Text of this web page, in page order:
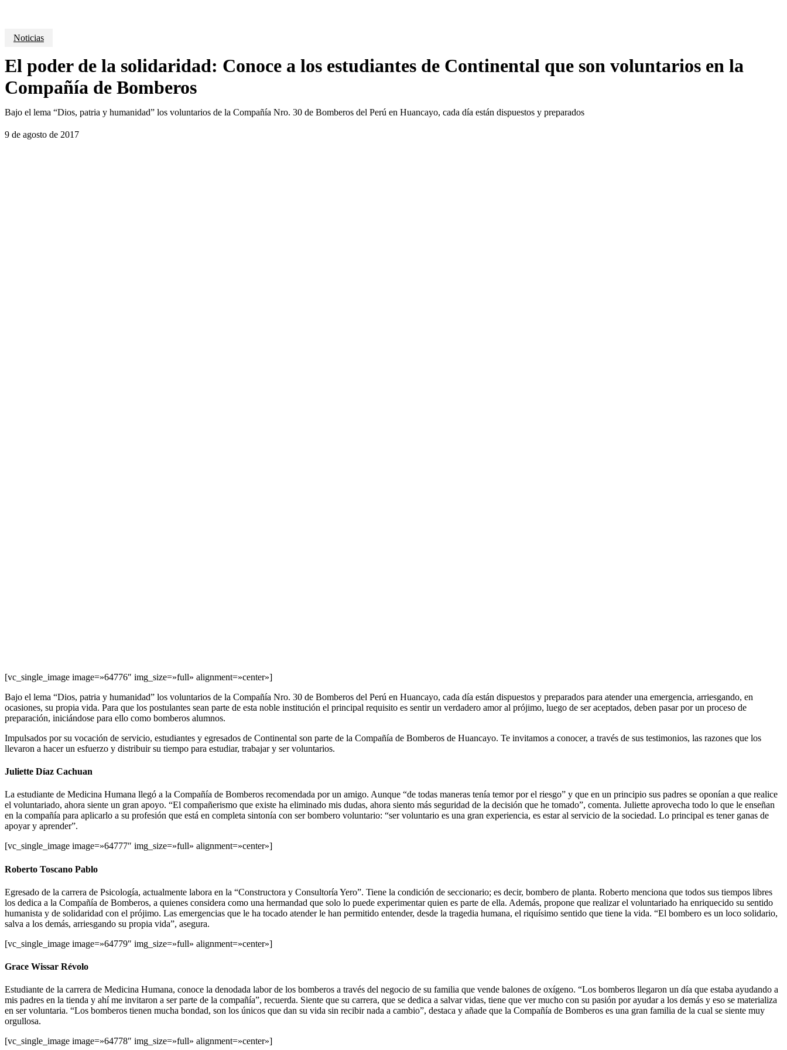
Noticias
El poder de la solidaridad: Conoce a los estudiantes de Continental que son voluntarios en la
Compañía de Bomberos
Bajo el lema “Dios, patria y humanidad” los voluntarios de la Compañía Nro. 30 de Bomberos del Perú en Huancayo, cada día están dispuestos y preparados
9 de agosto de 2017
[vc_single_image image=»64776″ img_size=»full» alignment=»center»]
Bajo el lema “Dios, patria y humanidad” los voluntarios de la Compañía Nro. 30 de Bomberos del Perú en Huancayo, cada día están dispuestos y preparados para atender una emergencia, arriesgando, en
ocasiones, su propia vida. Para que los postulantes sean parte de esta noble institución el principal requisito es sentir un verdadero amor al prójimo, luego de ser aceptados, deben pasar por un proceso de
preparación, iniciándose para ello como bomberos alumnos.
Impulsados por su vocación de servicio, estudiantes y egresados de Continental son parte de la Compañía de Bomberos de Huancayo. Te invitamos a conocer, a través de sus testimonios, las razones que los
llevaron a hacer un esfuerzo y distribuir su tiempo para estudiar, trabajar y ser voluntarios.
Juliette Díaz Cachuan
La estudiante de Medicina Humana llegó a la Compañía de Bomberos recomendada por un amigo. Aunque “de todas maneras tenía temor por el riesgo” y que en un principio sus padres se oponían a que realice
el voluntariado, ahora siente un gran apoyo. “El compañerismo que existe ha eliminado mis dudas, ahora siento más seguridad de la decisión que he tomado”, comenta. Juliette aprovecha todo lo que le enseñan
en la compañía para aplicarlo a su profesión que está en completa sintonía con ser bombero voluntario: “ser voluntario es una gran experiencia, es estar al servicio de la sociedad. Lo principal es tener ganas de
apoyar y aprender”.
[vc_single_image image=»64777″ img_size=»full» alignment=»center»]
Roberto Toscano Pablo
Egresado de la carrera de Psicología, actualmente labora en la “Constructora y Consultoría Yero”. Tiene la condición de seccionario; es decir, bombero de planta. Roberto menciona que todos sus tiempos libres
los dedica a la Compañía de Bomberos, a quienes considera como una hermandad que solo lo puede experimentar quien es parte de ella. Además, propone que realizar el voluntariado ha enriquecido su sentido
humanista y de solidaridad con el prójimo. Las emergencias que le ha tocado atender le han permitido entender, desde la tragedia humana, el riquísimo sentido que tiene la vida. “El bombero es un loco solidario,
salva a los demás, arriesgando su propia vida”, asegura.
[vc_single_image image=»64779″ img_size=»full» alignment=»center»]
Grace Wissar Révolo
Estudiante de la carrera de Medicina Humana, conoce la denodada labor de los bomberos a través del negocio de su familia que vende balones de oxígeno. “Los bomberos llegaron un día que estaba ayudando a
mis padres en la tienda y ahí me invitaron a ser parte de la compañía”, recuerda. Siente que su carrera, que se dedica a salvar vidas, tiene que ver mucho con su pasión por ayudar a los demás y eso se materializa
en ser voluntaria. “Los bomberos tienen mucha bondad, son los únicos que dan su vida sin recibir nada a cambio”, destaca y añade que la Compañía de Bomberos es una gran familia de la cual se siente muy
orgullosa.
[vc_single_image image=»64778″ img_size=»full» alignment=»center»]